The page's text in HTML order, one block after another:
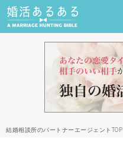
結婚相談所のパートナーエージェントTOP